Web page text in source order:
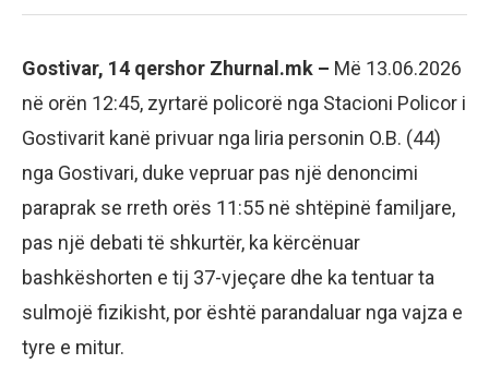
Gostivar, 14 qershor Zhurnal.mk – Më 13.06.2026
në orën 12:45, zyrtarë policorë nga Stacioni Policor i
Gostivarit kanë privuar nga liria personin O.B. (44)
nga Gostivari, duke vepruar pas një denoncimi
paraprak se rreth orës 11:55 në shtëpinë familjare,
pas një debati të shkurtër, ka kërcënuar
bashkëshorten e tij 37-vjeçare dhe ka tentuar ta
sulmojë fizikisht, por është parandaluar nga vajza e
tyre e mitur.